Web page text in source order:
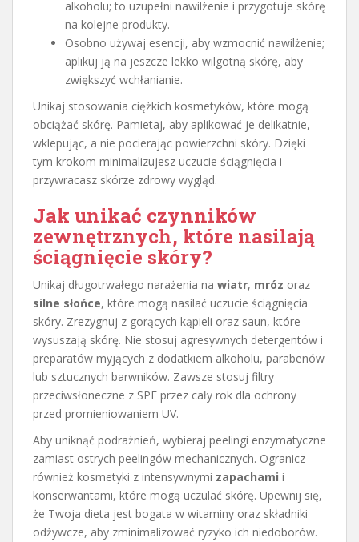
alkoholu; to uzupełni nawilżenie i przygotuje skórę
na kolejne produkty.
Osobno używaj esencji, aby wzmocnić nawilżenie;
aplikuj ją na jeszcze lekko wilgotną skórę, aby
zwiększyć wchłanianie.
Unikaj stosowania ciężkich kosmetyków, które mogą
obciążać skórę. Pamietaj, aby aplikować je delikatnie,
wklepując, a nie pocierając powierzchni skóry. Dzięki
tym krokom minimalizujesz uczucie ściągnięcia i
przywracasz skórze zdrowy wygląd.
Jak unikać czynników
zewnętrznych, które nasilają
ściągnięcie skóry?
Unikaj długotrwałego narażenia na wiatr, mróz oraz
silne słońce, które mogą nasilać uczucie ściągnięcia
skóry. Zrezygnuj z gorących kąpieli oraz saun, które
wysuszają skórę. Nie stosuj agresywnych detergentów i
preparatów myjących z dodatkiem alkoholu, parabenów
lub sztucznych barwników. Zawsze stosuj filtry
przeciwsłoneczne z SPF przez cały rok dla ochrony
przed promieniowaniem UV.
Aby uniknąć podrażnień, wybieraj peelingi enzymatyczne
zamiast ostrych peelingów mechanicznych. Ogranicz
również kosmetyki z intensywnymi zapachami i
konserwantami, które mogą uczulać skórę. Upewnij się,
że Twoja dieta jest bogata w witaminy oraz składniki
odżywcze, aby zminimalizować ryzyko ich niedoborów.